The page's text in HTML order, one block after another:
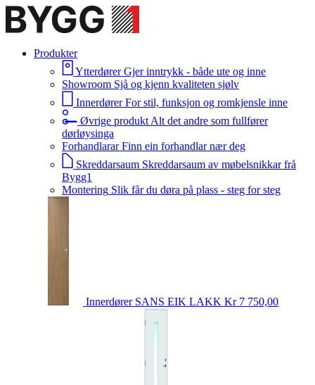
Produkter
Ytterdører Gjer inntrykk - både ute og inne
Showroom Sjå og kjenn kvaliteten sjølv
Innerdører For stil, funksjon og romkjensle inne
Øvrige produkt Alt det andre som fullfører
dørløysinga
Forhandlarar Finn ein forhandlar nær deg
Skreddarsaum Skreddarsaum av møbelsnikkar frå
Bygg1
Montering Slik får du døra på plass - steg for steg
Innerdører SANS EIK LAKK Kr 7 750,00